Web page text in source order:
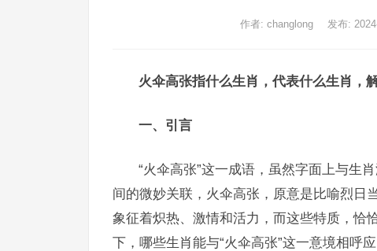
作者: changlong 发布:
火伞高张指什么生肖，代表什么生肖，
一、引言
“火伞高张”这一成语，虽然字面上与生
间的微妙关联，火伞高张，原意是比喻烈日
象征着炽热、激情和活力，而这些特质，恰
下，哪些生肖能与“火伞高张”这一意境相呼应